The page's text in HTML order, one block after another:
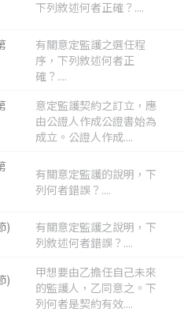
下列敘述何者正確？....
有關意定監護之選任程
序，下列敘述何者正
確？....
意定監護契約之訂立，應
由公證人作成公證書始為
成立。公證人作成....
有關意定監護的說明，下
列何者錯誤？....
)
有關意定監護之說明，下
列敘述何者錯誤？....
)
甲想要由乙擔任自己未來
的監護人，乙同意之。下
列何者是契約有效....